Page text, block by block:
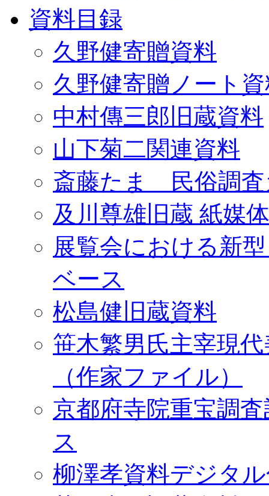
資料目録
久野健寄贈資料
久野健寄贈ノート
中村傳三郎旧蔵資料
山下菊二関連資料
斎藤たま 民俗調査
及川尊雄旧蔵 紙媒
展覧会における新
ベース
松島健旧蔵資料
笹木繁男氏主宰現
（作家ファイル）
京都府寺院重宝調
ス
柳澤孝資料デジタ